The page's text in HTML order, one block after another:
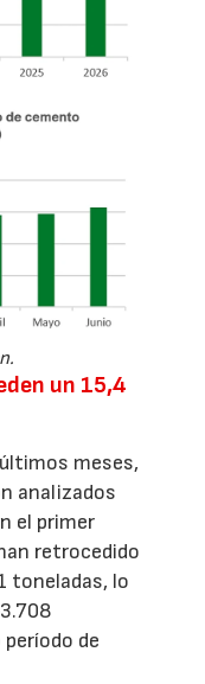
un 15,4
meses,
analizados
el primer
retrocedido
toneladas, lo
de